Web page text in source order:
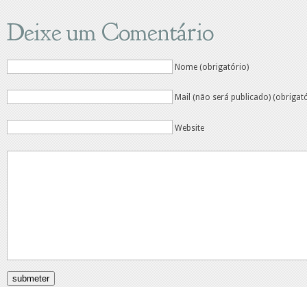
Deixe um Comentário
Nome (obrigatório)
Mail (não será publicado)
Website